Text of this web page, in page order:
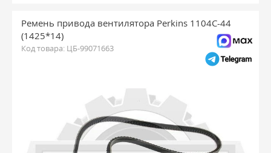
Ремень привода вентилятора Perkins 1104C-44
(1425*14)
Код товара: ЦБ-99071663